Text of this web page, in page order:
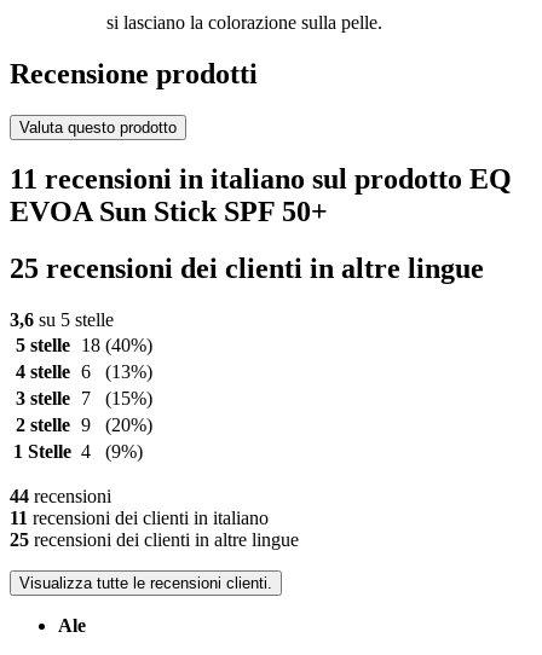
si lasciano la colorazione sulla pelle.
Recensione prodotti
Valuta questo prodotto
11 recensioni in italiano sul prodotto EQ
EVOA Sun Stick SPF 50+
25 recensioni dei clienti in altre lingue
3,6 su 5 stelle
5 stelle
18 (40%)
4 stelle 6
(13%)
3 stelle
7
(15%)
2 stelle 9
(20%)
1 Stelle 4 (9%)
44 recensioni
11 recensioni dei clienti in italiano
25 recensioni dei clienti in altre lingue
Visualizza tutte le recensioni clienti.
Ale